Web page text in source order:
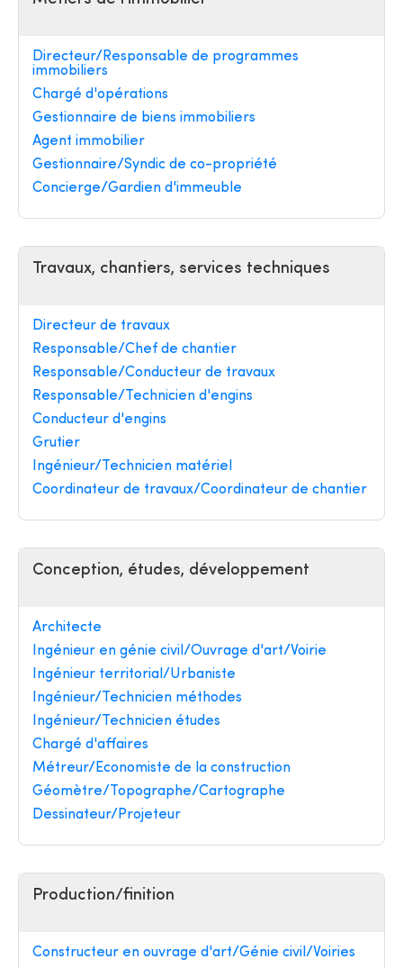
Directeur/Responsable de programmes
immobiliers
Chargé d'opérations
Gestionnaire de biens immobiliers
Agent immobilier
Gestionnaire/Syndic de co-propriété
Concierge/Gardien d'immeuble
Travaux, chantiers, services techniques
Directeur de travaux
Responsable/Chef de chantier
Responsable/Conducteur de travaux
Responsable/Technicien d'engins
Conducteur d'engins
Grutier
Ingénieur/Technicien matériel
Coordinateur de travaux/Coordinateur de chantier
Conception, études, développement
Architecte
Ingénieur en génie civil/Ouvrage d'art/Voirie
Ingénieur territorial/Urbaniste
Ingénieur/Technicien méthodes
Ingénieur/Technicien études
Chargé d'affaires
Métreur/Economiste de la construction
Géomètre/Topographe/Cartographe
Dessinateur/Projeteur
Production/finition
Constructeur en ouvrage d'art/Génie civil/Voiries